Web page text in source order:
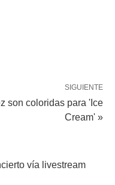
SIGUIENTE
son coloridas para 'Ice
Cream' »
vía livestream